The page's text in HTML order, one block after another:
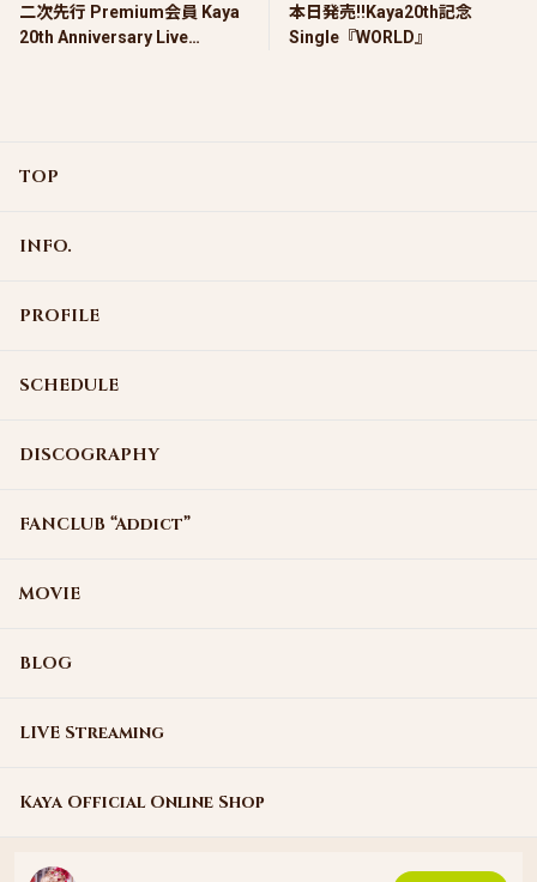
二次先行 Premium会員 Kaya
20th Anniversary Live
本日発売‼️Kaya20th記念
Single『WORLD』
TOP
INFO.
PROFILE
SCHEDULE
DISCOGRAPHY
FANCLUB “Addict”
MOVIE
BLOG
LIVE Streaming
Kaya Official Online Shop